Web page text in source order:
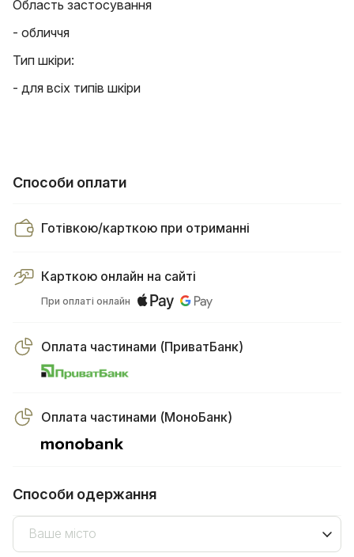
Область застосування
- обличчя
Тип шкіри:
- для всіх типів шкіри
Способи оплати
Готівкою/карткою при отриманні
Карткою онлайн на сайті
При оплаті онлайн
Оплата частинами (ПриватБанк)
Оплата частинами (МоноБанк)
Способи одержання
Ваше місто